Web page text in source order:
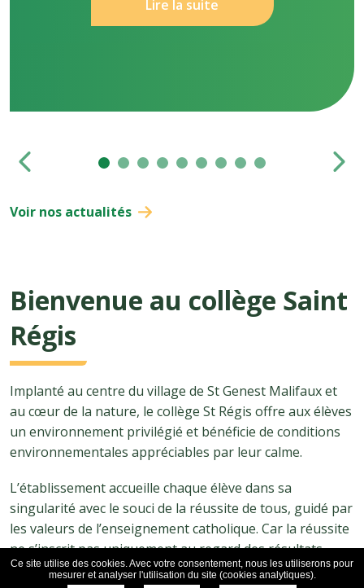
Voir nos actualités
Lire la suite
Bienvenue au collège Saint
Régis
Implanté au centre du village de St Genest Malifaux et
au cœur de la nature, le collège St Régis offre aux élèves
un environnement privilégié et bénéficie de conditions
environnementales appréciables par leur calme.
L’établissement accueille chaque élève dans sa
singularité avec le souci de la réussite de tous, guidé par
les valeurs de l’enseignement catholique. Car la réussite
ne s’inscrit pas uniquement au regard des résultats
scolaires.
Ce site utilise des cookies. Avec votre consentement, nous les utiliserons pour
mesurer et analyser l'utilisation du site (cookies analytiques).